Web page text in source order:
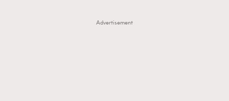
Advertisement